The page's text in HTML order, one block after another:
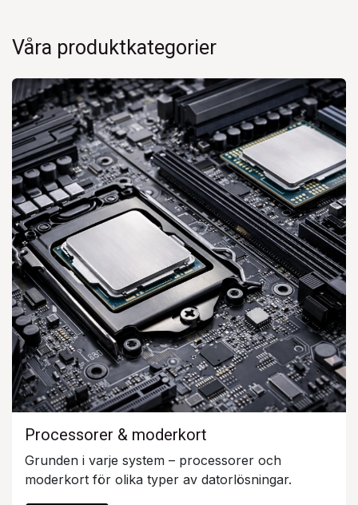
Våra produktkategorier
Processorer & moderkort
Grunden i varje system – processorer och
moderkort för olika typer av datorlösningar.